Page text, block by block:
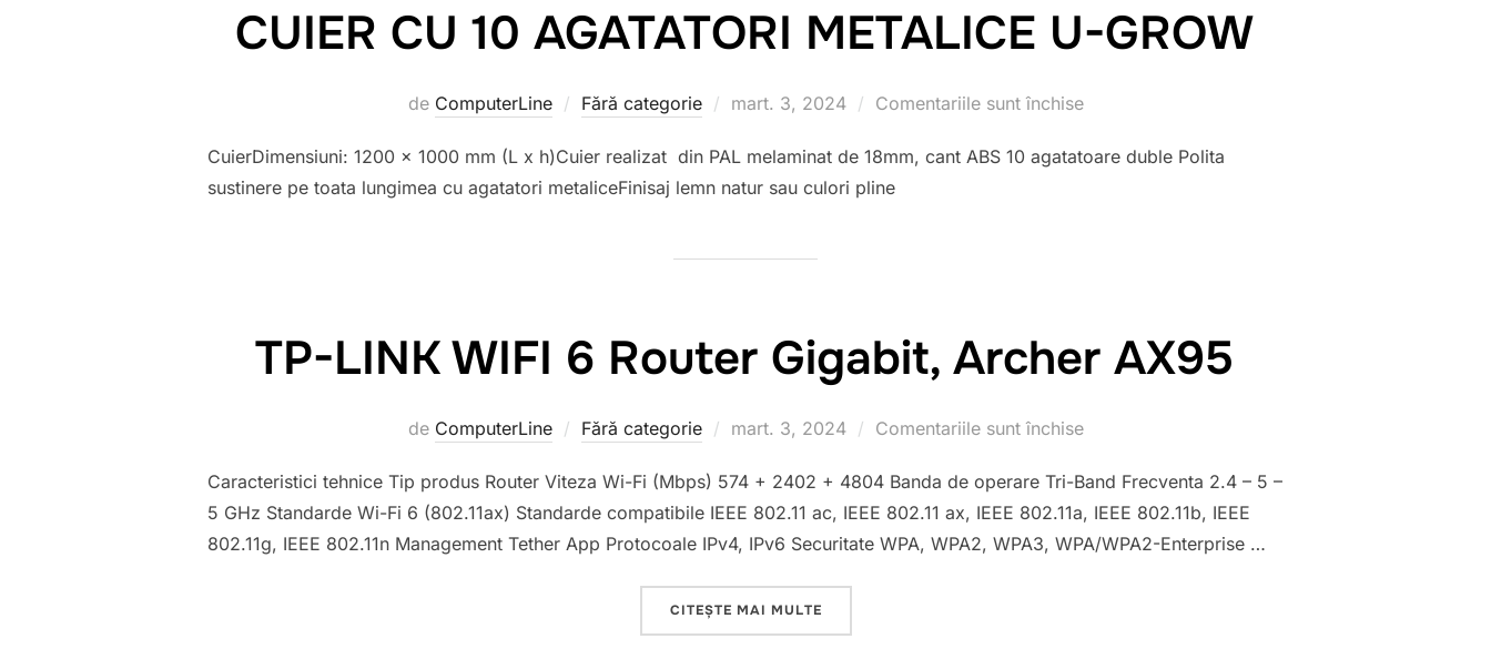
CUIER CU 10 AGATATORI METALICE U-GROW
de ComputerLine Fără categorie
Publicat
mart. 3, 2024 Comentariile sunt închise
CuierDimensiuni: 1200 x 1000 mm (L x h)Cuier realizat din PAL melaminat de 18mm, cant ABS 10 agatatoare duble Polita
sustinere pe toata lungimea cu agatatori metaliceFinisaj lemn natur sau culori pline
TP-LINK WIFI 6 Router Gigabit, Archer AX95
de ComputerLine Fără categorie
Publicat
mart. 3, 2024 Comentariile sunt închise
Caracteristici tehnice Tip produs Router Viteza Wi-Fi (Mbps) 574 + 2402 + 4804 Banda de operare Tri-Band Frecventa 2.4 – 5 –
5 GHz Standarde Wi-Fi 6 (802.11ax) Standarde compatibile IEEE 802.11 ac, IEEE 802.11 ax, IEEE 802.11a, IEEE 802.11b, IEEE
802.11g, IEEE 802.11n Management Tether App Protocoale IPv4, IPv6 Securitate WPA, WPA2, WPA3, WPA/WPA2-Enterprise …
CITEȘTE MAI MULTE